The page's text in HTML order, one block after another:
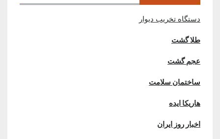
دستگاه تخریب دیوار
طلا گشت
عجم گشت
ساختمان سلامت
هاریکا ایده
اخبار روز ایران